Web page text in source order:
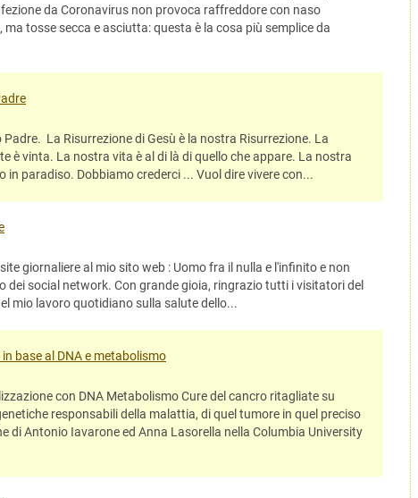
da Coronavirus non provoca raffreddore con naso
tosse secca e asciutta: questa è la cosa più semplice da
La Risurrezione di Gesù è la nostra Risurrezione. La
è vinta. La nostra vita è al di là di quello che appare. La nostra
in paradiso. Dobbiamo crederci ... Vuol dire vivere con...
giornaliere al mio sito web : Uomo fra il nulla e l'infinito e non
dei social network. Con grande gioia, ringrazio tutti i visitatori del
mio lavoro quotidiano sulla salute dello...
base al DNA e metabolismo
con DNA Metabolismo Cure del cancro ritagliate su
responsabili della malattia, di quel tumore in quel preciso
di Antonio Iavarone ed Anna Lasorella nella Columbia University